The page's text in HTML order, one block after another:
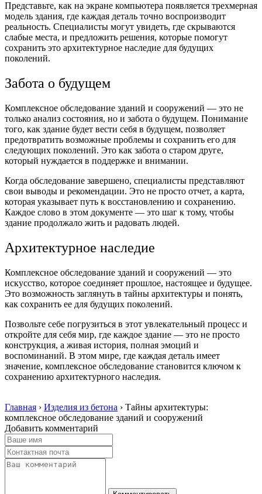
Представьте, как на экране компьютера появляется трехмерная
модель здания, где каждая деталь точно воспроизводит
реальность. Специалисты могут увидеть, где скрываются
слабые места, и предложить решения, которые помогут
сохранить это архитектурное наследие для будущих
поколений.
Забота о будущем
Комплексное обследование зданий и сооружений — это не
только анализ состояния, но и забота о будущем. Понимание
того, как здание будет вести себя в будущем, позволяет
предотвратить возможные проблемы и сохранить его для
следующих поколений. Это как забота о старом друге,
который нуждается в поддержке и внимании.
Когда обследование завершено, специалисты представляют
свои выводы и рекомендации. Это не просто отчет, а карта,
которая указывает путь к восстановлению и сохранению.
Каждое слово в этом документе — это шаг к тому, чтобы
здание продолжало жить и радовать людей.
Архитектурное наследие
Комплексное обследование зданий и сооружений — это
искусство, которое соединяет прошлое, настоящее и будущее.
Это возможность заглянуть в тайны архитектуры и понять,
как сохранить ее для будущих поколений.
Позвольте себе погрузиться в этот увлекательный процесс и
откройте для себя мир, где каждое здание — это не просто
конструкция, а живая история, полная эмоций и
воспоминаний. В этом мире, где каждая деталь имеет
значение, комплексное обследование становится ключом к
сохранению архитектурного наследия.
Главная › Изделия из бетона › Тайны архитектуры:
комплексное обследование зданий и сооружений
Добавить комментарий